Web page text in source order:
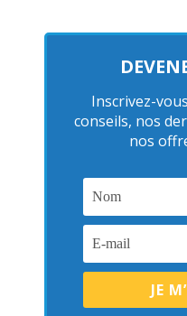
Inscrivez-
conseils, nos
nos